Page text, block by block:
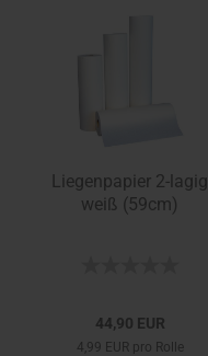
Liegenpapier 2-lagig
weiß (59cm)
44,90 EUR
4,99 EUR pro Rolle